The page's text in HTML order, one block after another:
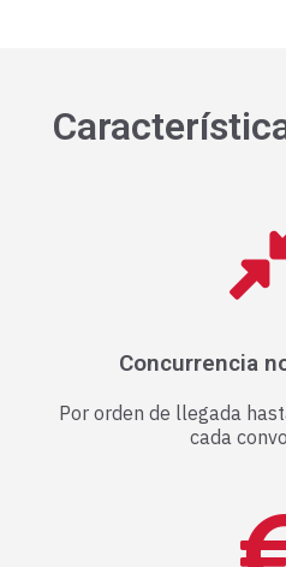
Concurrencia
Por orden de llegada
cada